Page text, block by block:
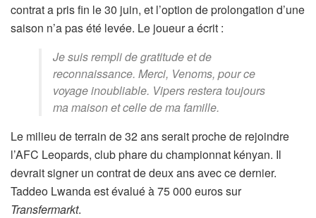
contrat a pris fin le 30 juin, et l’option de prolongation d’une
saison n’a pas été levée. Le joueur a écrit :
Je suis rempli de gratitude et de
reconnaissance. Merci, Venoms, pour ce
voyage inoubliable. Vipers restera toujours
ma maison et celle de ma famille.
Le milieu de terrain de 32 ans serait proche de rejoindre
l’AFC Leopards, club phare du championnat kényan. Il
devrait signer un contrat de deux ans avec ce dernier.
Taddeo Lwanda est évalué à 75 000 euros sur
Transfermarkt.